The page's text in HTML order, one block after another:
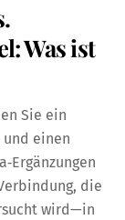
Was ist
Sie ein
und einen
die
wird—in